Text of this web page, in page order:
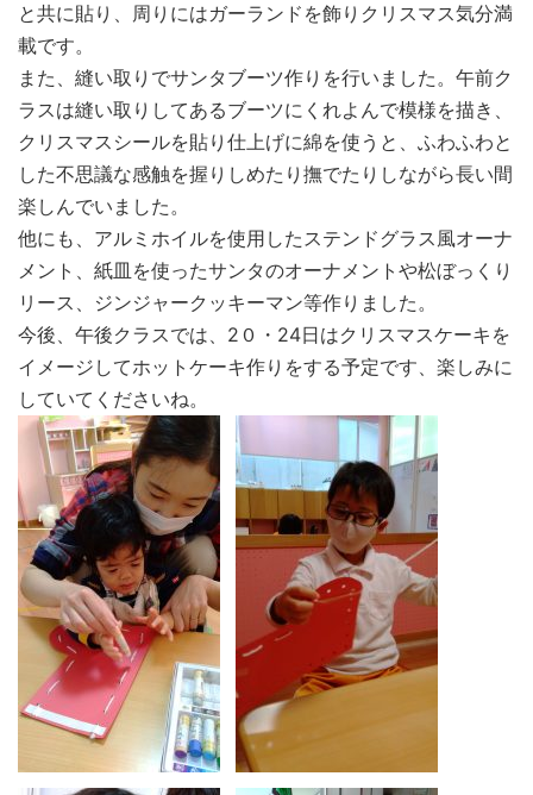
と共に貼り、周りにはガーランドを飾りクリスマス気分満
載です。
また、縫い取りでサンタブーツ作りを行いました。午前ク
ラスは縫い取りしてあるブーツにくれよんで模様を描き、
クリスマスシールを貼り仕上げに綿を使うと、ふわふわと
した不思議な感触を握りしめたり撫でたりしながら長い間
楽しんでいました。
他にも、アルミホイルを使用したステンドグラス風オーナ
メント、紙皿を使ったサンタのオーナメントや松ぼっくり
リース、ジンジャークッキーマン等作りました。
今後、午後クラスでは、2０・24日はクリスマスケーキを
イメージしてホットケーキ作りをする予定です、楽しみに
していてくださいね。